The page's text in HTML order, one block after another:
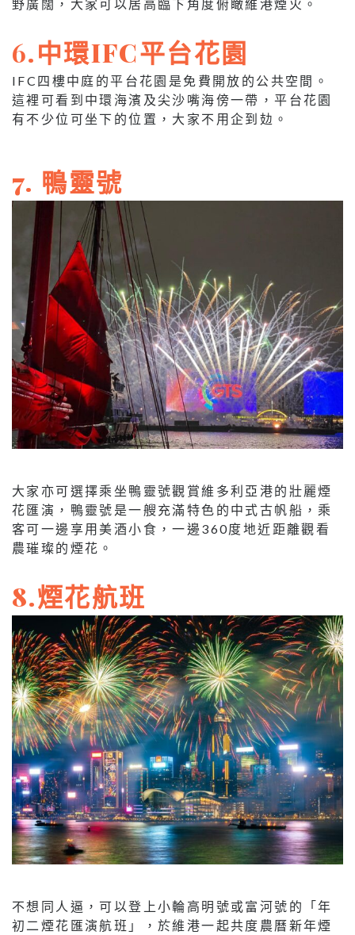
野廣闊，大家可以居高臨下角度俯瞰維港煙火。
6.中環IFC平台花園
IFC四樓中庭的平台花園是免費開放的公共空間。
這裡可看到中環海濱及尖沙嘴海傍一帶，平台花園
有不少位可坐下的位置，大家不用企到攰。
7. 鴨靈號
大家亦可選擇乘坐鴨靈號觀賞維多利亞港的壯麗煙
花匯演，鴨靈號是一艘充滿特色的中式古帆船，乘
客可一邊享用美酒小食，一邊360度地近距離觀看
農璀璨的煙花。
8.煙花航班
不想同人逼，可以登上小輪高明號或富河號的「年
初二煙花匯演航班」，於維港一起共度農曆新年煙